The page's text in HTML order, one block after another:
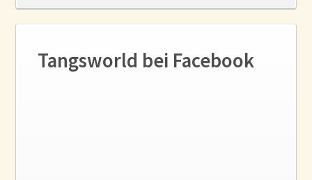
Tangsworld bei Facebook